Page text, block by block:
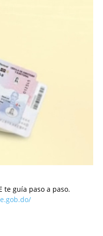
te guía paso a paso.